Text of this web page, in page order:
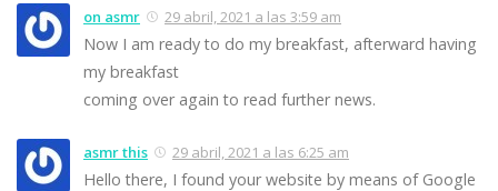
on asmr 29 abril, 2021 a las 3:59 am
Now I am ready to do my breakfast, afterward having
my breakfast
coming over again to read further news.
asmr this 29 abril, 2021 a las 6:25 am
Hello there, I found your website by means of Google